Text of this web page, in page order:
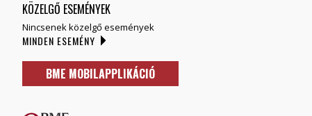
KÖZELGŐ ESEMÉNYEK
Nincsenek közelgő események
MINDEN ESEMÉNY
BME MOBILAPPLIKÁCIÓ